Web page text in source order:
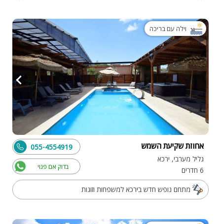
וילה עם בריכה
אחוזת שקיעת השמש
גליל מערבי, ירכא
6 חדרים
בדוק אם פנוי
055-4554919
מתחם נופש חדש בירכא למשפחות וזוגות